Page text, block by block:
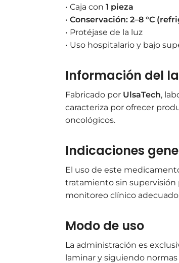
• Caja con 1 pieza
• Conservación: 2–8 °C
• Protéjase de la luz
• Uso hospitalario y bajo
Información del
Fabricado por UlsaTech,
caracteriza por ofrecer
oncológicos.
Indicaciones
El uso de este
tratamiento sin supervisión
monitoreo clínico
Modo de uso
La administración es
laminar y siguiendo